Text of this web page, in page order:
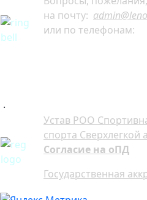
на почту:
или по телефонам:
.
Устав РОО
спорта Сверхлегкой
Согласие на оПД
Государственная